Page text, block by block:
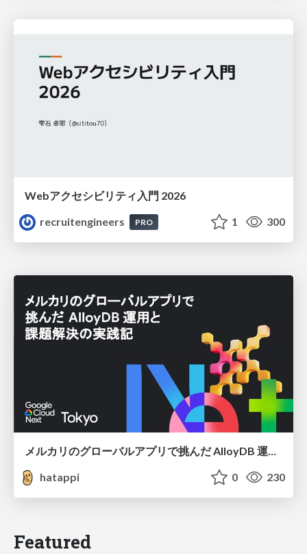
Webアクセシビリティ入門 2026
recruitengineers
PRO 1 300
メルカリのグローバルアプリで挑んだ AlloyDB 運用と課題解決の実践記
hatappi
0 230
Featured